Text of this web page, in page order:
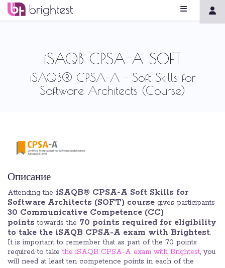
iSAQB CPSA-A SOFT
iSAQB® CPSA-A - Soft Skills for
Software Architects (Course)
Описание
Attending the iSAQB® CPSA-A Soft Skills for
Software Architects (SOFT) course gives participants
30 Communicative Competence (CC)
pointstowards the 70 points required for eligibility
to take the iSAQB CPSA-A exam with Brightest.
It is important to remember that as part of the 70 points
required to takethe iSAQB CPSA-A exam with Brightest, you
will need at least ten competence points in each of the